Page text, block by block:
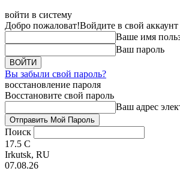
войти в систему
Добро пожаловат!Войдите в свой аккаунт
Ваше имя
Ваш пароль
Вы забыли свой пароль?
восстановление пароля
Восстановите свой пароль
Ваш адрес
Поиск
17.5 C
Irkutsk, RU
07.08.26